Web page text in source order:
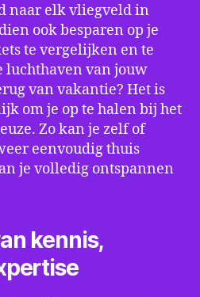
naar elk vliegveld in
ook besparen op je
te vergelijken en te
van jouw
van vakantie? Het is
om je op te halen bij het
Zo kan je zelf of
eenvoudig thuis
je volledig ontspannen
kennis,